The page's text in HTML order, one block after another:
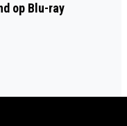
op Blu-ray